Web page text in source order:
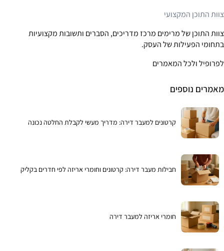
צוות התוכן המקצועי
צוות התוכן של מרימים מרכז מדריכים, הסברים ותשובות מקצועיות
בתחומי הפעילות של העסק.
לפרופיל ולכל המאמרים
מאמרים נוספים
קרטונים למעבר דירה: מדריך מעשי לקבלת החלטה נכונה
חבילות מעבר דירה: קרטונים וחומרי אריזה לפי חדרים בקליק
חומרי אריזה למעבר דירה